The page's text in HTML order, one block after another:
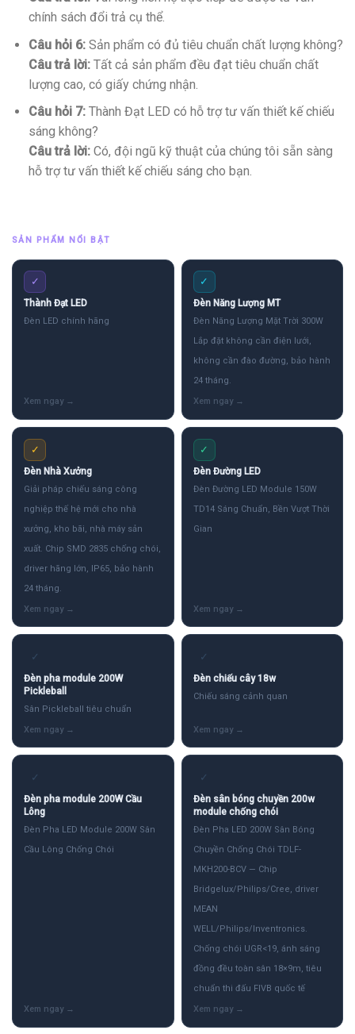
chính sách đổi trả cụ thể.
Câu hỏi 6:Sản phẩm có đủ tiêu chuẩn chất lượng không?
Câu trả lời:Tất cả sản phẩm đều đạt tiêu chuẩn chất
lượng cao, có giấy chứng nhận.
Câu hỏi 7:Thành Đạt LED có hỗ trợ tư vấn thiết kế chiếu
sáng không?
Câu trả lời:Có, đội ngũ kỹ thuật của chúng tôi sẵn sàng
hỗ trợ tư vấn thiết kế chiếu sáng cho bạn.
SẢN PHẨM NỔI BẬT
✓
Thành Đạt LED
Đèn LED chính hãng
✓
Đèn Năng Lượng MT
Đèn Năng Lượng Mặt Trời 300W
Lắp đặt không cần điện lưới,
không cần đào đường, bảo hành
24 tháng.
✓
Đèn Nhà Xưởng
Giải pháp chiếu sáng công
nghiệp thế hệ mới cho nhà
xưởng, kho bãi, nhà máy sản
xuất. Chip SMD 2835 chống chói,
driver hãng lớn, IP65, bảo hành
24 tháng.
✓
Đèn Đường LED
Đèn Đường LED Module 150W
TD14 Sáng Chuẩn, Bền Vượt Thời
Gian
✓
Đèn pha module 200W
Pickleball
Sân Pickleball tiêu chuẩn
✓
Đèn chiếu cây 18w
Chiếu sáng cảnh quan
✓
Đèn pha module 200W Cầu
Lông
Đèn Pha LED Module 200W Sân
Cầu Lông Chống Chói
✓
Đèn sân bóng chuyền 200w
module chống chói
Đèn Pha LED 200W Sân Bóng
Chuyền Chống Chói TDLF-
MKH200-BCV — Chip
Bridgelux/Philips/Cree, driver
MEAN
WELL/Philips/Inventronics.
Chống chói UGR<19, ánh sáng
đồng đều toàn sân 18×9m, tiêu
chuẩn thi đấu FIVB quốc tế